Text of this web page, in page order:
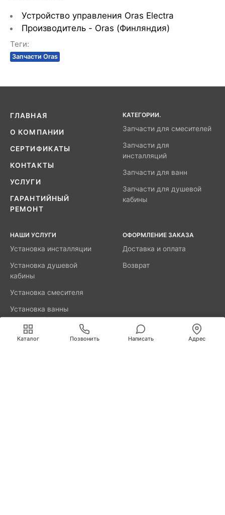
Устройство управления Oras Electra
Производитель - Oras (Финляндия)
Теги:
Запчасти Oras
ГЛАВНАЯ
О КОМПАНИИ
СЕРТИФИКАТЫ
КОНТАКТЫ
УСЛУГИ
ГАРАНТИЙНЫЙ
РЕМОНТ
КАТЕГОРИИ.
Запчасти для смесителей
Запчасти для
инсталляций
Запчасти для ванн
Запчасти для душевой
кабины
НАШИ УСЛУГИ
Установка инсталляции
Установка душевой
кабины
Установка смесителя
Установка ванны
акриловой
ОФОРМЛЕНИЕ ЗАКАЗА
Доставка и оплата
Возврат
Каталог Позвонить Написать Адрес
Мы используем cookies для быстрой и удобной
работы сайта. Продолжая пользоваться сайтом, вы
принимаете условияобработки персональных данных.